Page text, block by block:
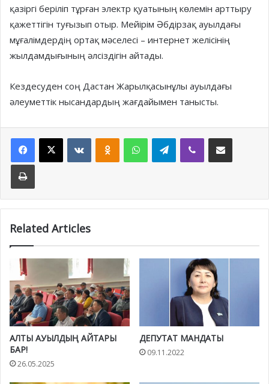
қазіргі беріліп тұрған электр қуатының көлемін арттыру
қажеттігін туғызып отыр. Мейірім Әбдірзақ ауылдағы
мұғалімдердің ортақ мәселесі – интернет желісінің
жылдамдығының әлсіздігін айтады.
Кездесуден соң Дастан Жарылқасынұлы ауылдағы
әлеуметтік нысандардың жағдайымен танысты.
Facebook
X VKontakteOdnoklassniki
WhatsAppTelegramViber Share via Email
Print
Related Articles
АЛТЫ АУЫЛДЫҢ АЙТАРЫ
БАР!
26.05.2025
ДЕПУТАТ МАНДАТЫ
09.11.2022